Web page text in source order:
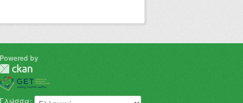
Powered by
Γλώσσα